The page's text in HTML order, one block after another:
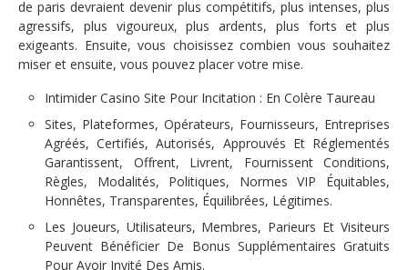
de paris devraient devenir plus compétitifs, plus intenses, plus
agressifs, plus vigoureux, plus ardents, plus forts et plus
exigeants. Ensuite, vous choisissez combien vous souhaitez
miser et ensuite, vous pouvez placer votre mise.
Intimider Casino Site Pour Incitation : En Colère Taureau
Sites, Plateformes, Opérateurs, Fournisseurs, Entreprises
Agréés, Certifiés, Autorisés, Approuvés Et Réglementés
Garantissent, Offrent, Livrent, Fournissent Conditions,
Règles, Modalités, Politiques, Normes VIP Équitables,
Honnêtes, Transparentes, Équilibrées, Légitimes.
Les Joueurs, Utilisateurs, Membres, Parieurs Et Visiteurs
Peuvent Bénéficier De Bonus Supplémentaires Gratuits
Pour Avoir Invité Des Amis.